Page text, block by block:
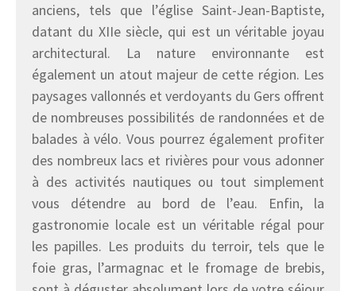
anciens, tels que l’église Saint-Jean-Baptiste,
datant du XIIe siècle, qui est un véritable joyau
architectural. La nature environnante est
également un atout majeur de cette région. Les
paysages vallonnés et verdoyants du Gers offrent
de nombreuses possibilités de randonnées et de
balades à vélo. Vous pourrez également profiter
des nombreux lacs et rivières pour vous adonner
à des activités nautiques ou tout simplement
vous détendre au bord de l’eau. Enfin, la
gastronomie locale est un véritable régal pour
les papilles. Les produits du terroir, tels que le
foie gras, l’armagnac et le fromage de brebis,